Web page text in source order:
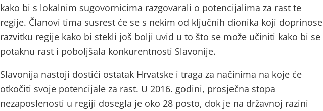
kako bi s lokalnim sugovornicima razgovarali o potencijalima za rast te
regije. Članovi tima susrest će se s nekim od ključnih dionika koji doprinose
razvitku regije kako bi stekli još bolji uvid u to što se može učiniti kako bi se
potaknu rast i poboljšala konkurentnosti Slavonije.
Slavonija nastoji dostići ostatak Hrvatske i traga za načinima na koje će
otkočiti svoje potencijale za rast. U 2016. godini, prosječna stopa
nezaposlenosti u regiji dosegla je oko 28 posto, dok je na državnoj razini